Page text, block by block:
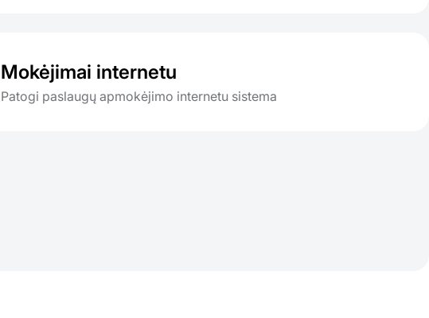
Mokėjimai internetu
Patogi paslaugų apmokėjimo internetu sistema